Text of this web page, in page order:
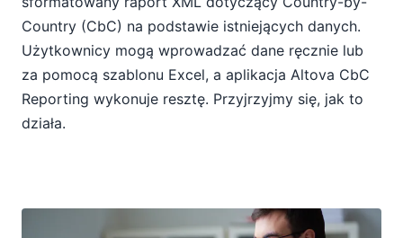
Country (CbC) na podstawie istniejących danych.
Użytkownicy mogą wprowadzać dane ręcznie lub
za pomocą szablonu Excel, a aplikacja Altova CbC
Reporting wykonuje resztę. Przyjrzyjmy się, jak to
działa.